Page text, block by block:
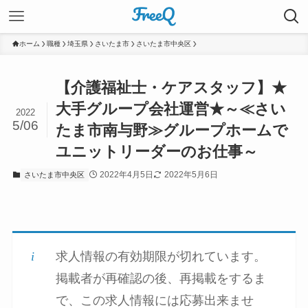
ホーム 職種 埼玉県 さいたま市 さいたま市中央区
【介護福祉士・ケアスタッフ】★
大手グループ会社運営★～≪さい
たま市南与野≫グループホームで
ユニットリーダーのお仕事～
2022
5/06
さいたま市中央区 2022年4月5日 2022年5月6日
求人情報の有効期限が切れています。
掲載者が再確認の後、再掲載をするま
で、この求人情報には応募出来ませ